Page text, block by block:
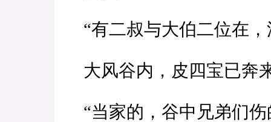
“有二叔与大伯二位在，
大风谷内，皮四宝已奔
“当家的，谷中兄弟们